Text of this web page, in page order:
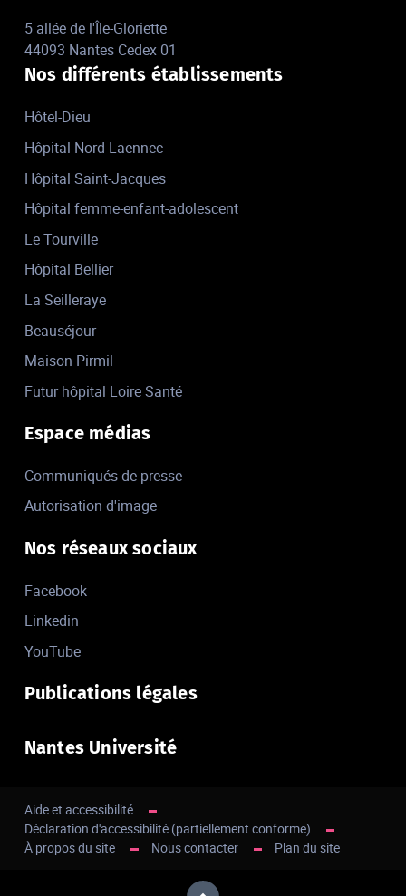
5 allée de l'Île-Gloriette
44093 Nantes Cedex 01
Nos différents établissements
Hôtel-Dieu
Hôpital Nord Laennec
Hôpital Saint-Jacques
Hôpital femme-enfant-adolescent
Le Tourville
Hôpital Bellier
La Seilleraye
Beauséjour
Maison Pirmil
Futur hôpital Loire Santé
Espace médias
Communiqués de presse
Autorisation d'image
Nos réseaux sociaux
Facebook
Linkedin
YouTube
Publications légales
Nantes Université
Aide et accessibilité
Déclaration d'accessibilité (partiellement conforme)
À propos du site
Nous contacter Plan du site